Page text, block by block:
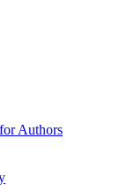
Authors